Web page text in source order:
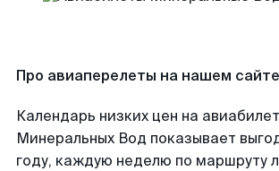
Про авиаперелеты на нашем сайте
Календарь низких цен на
Минеральных Вод показывает
году, каждую неделю по маршруту